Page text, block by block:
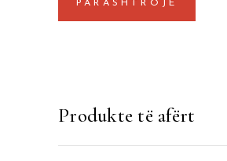
Produkte të afërt